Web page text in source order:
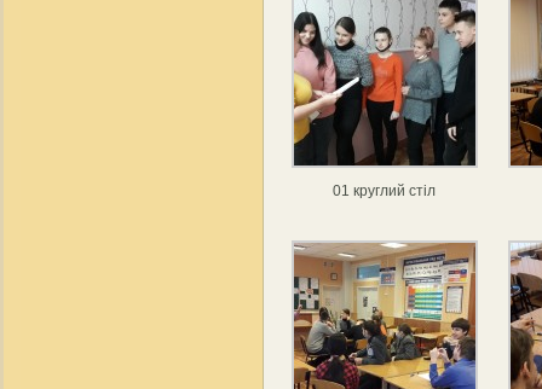
01 круглий стіл